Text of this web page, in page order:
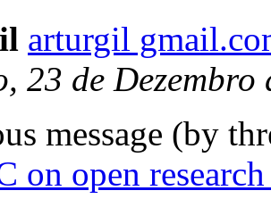
arturgil
23 de
message (by
on open